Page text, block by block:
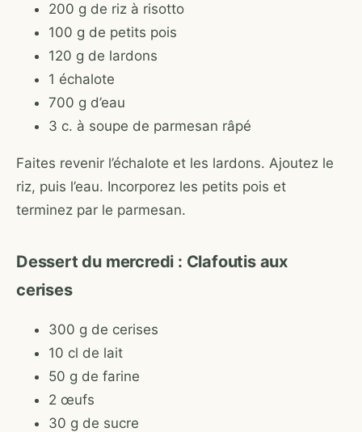
200 g de riz à risotto
100 g de petits pois
120 g de lardons
1 échalote
700 g d’eau
3 c. à soupe de parmesan râpé
Faites revenir l’échalote et les lardons. Ajoutez le
riz, puis l’eau. Incorporez les petits pois et
terminez par le parmesan.
Dessert du mercredi : Clafoutis aux
cerises
300 g de cerises
10 cl de lait
50 g de farine
2 œufs
30 g de sucre